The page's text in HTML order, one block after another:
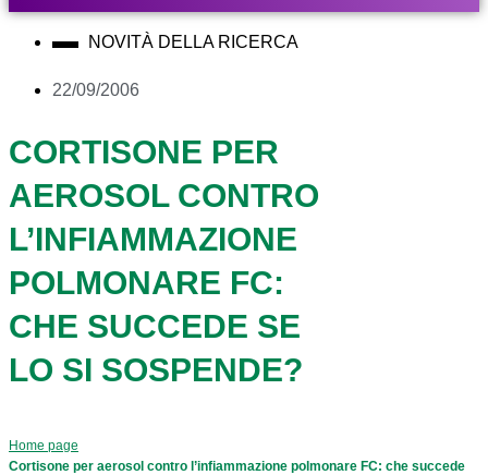
NOVITÀ DELLA RICERCA
22/09/2006
CORTISONE PER
AEROSOL CONTRO
L’INFIAMMAZIONE
POLMONARE FC:
CHE SUCCEDE SE
LO SI SOSPENDE?
Home page
Cortisone per aerosol contro l’infiammazione polmonare FC: che succede